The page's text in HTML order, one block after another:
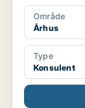
Område
Århus
Type
Konsulent